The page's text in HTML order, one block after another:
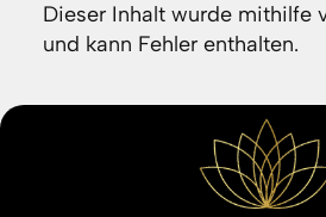
Dieser Inhalt wurde mithilfe
und kann Fehler enthalten.